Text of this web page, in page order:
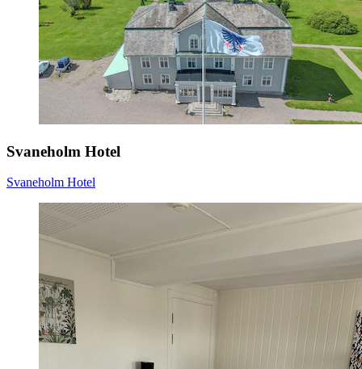
Svaneholm Hotel
Svaneholm Hotel